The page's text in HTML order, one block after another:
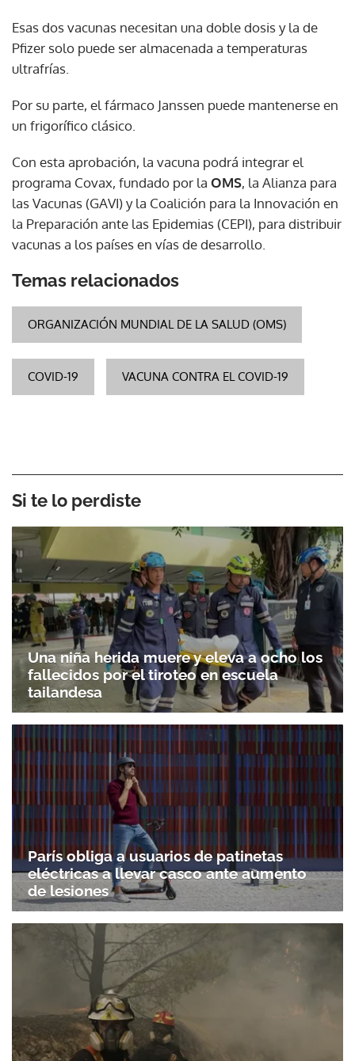
Esas dos vacunas necesitan una doble dosis y la de
Pfizer solo puede ser almacenada a temperaturas
ultrafrías.
Por su parte, el fármaco Janssen puede mantenerse en
un frigorífico clásico.
Con esta aprobación, la vacuna podrá integrar el
programa Covax, fundado por la OMS, la Alianza para
las Vacunas (GAVI) y la Coalición para la Innovación en
la Preparación ante las Epidemias (CEPI), para distribuir
vacunas a los países en vías de desarrollo.
Temas relacionados
ORGANIZACIÓN MUNDIAL DE LA SALUD (OMS)
COVID-19 VACUNA CONTRA EL COVID-19
Si te lo perdiste
Una niña herida muere y eleva a ocho los
fallecidos por el tiroteo en escuela
tailandesa
París obliga a usuarios de patinetas
eléctricas a llevar casco ante aumento
de lesiones